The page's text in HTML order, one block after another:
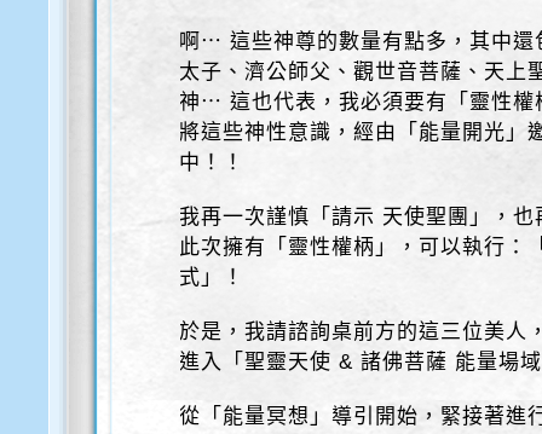
啊⋯ 這些神尊的數量有點多，其中還
太子、濟公師父、觀世音菩薩、天上
神⋯ 這也代表，我必須要有「靈性
將這些神性意識，經由「能量開光」
中！！
我再一次謹慎「請示 天使聖團」，
此次擁有「靈性權柄」，可以執行：
式」！
於是，我請諮詢桌前方的這三位美人
進入「聖靈天使 & 諸佛菩薩 能量場
從「能量冥想」導引開始，緊接著進